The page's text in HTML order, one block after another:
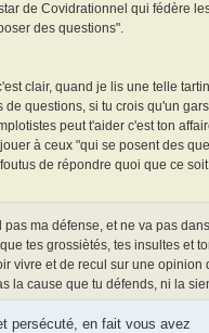
de Covidrationnel qui fédère
des questions".
clair, quand je lis une telle
de questions, si tu crois qu'un
peut t'aider c'est ton
à ceux "qui se posent des
de répondre quoi que ce
ma défense, et ne va pas
tes grossiètés, tes insultes et
vivre et de recul sur une opinion
la cause que tu défends, ni la
persécuté, en fait vous avez